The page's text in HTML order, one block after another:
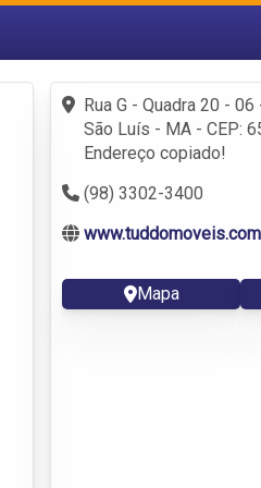
Fazer login
Criar conta
Rua G - Quadra 20 -
São Luís - MA - CEP:
Endereço copiado!
(98) 3302-3400
Mapa